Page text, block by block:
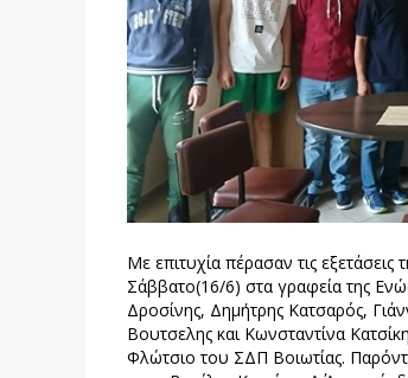
Με επιτυχία πέρασαν τις εξετάσεις
Σάββατο(16/6) στα γραφεία της
Δροσίνης, Δημήτρης Κατσαρός,
Βουτσελης και Κωνσταντίνα
Φλώτσιο του ΣΔΠ Βοιωτίας.